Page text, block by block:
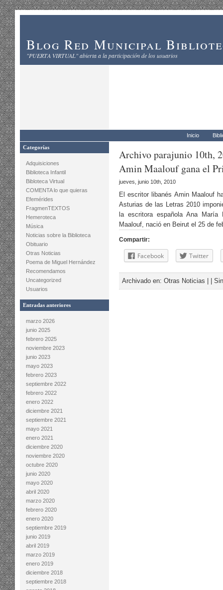
Blog Red Municipal
"PUERTA VIRTUAL" abierta a la participación de los usuarios
Inicio
Categorías
Adquisiciones
Biblioteca Infantil
Bibloteca Virtual
COMENTA lo que quieras
Efemérides
FragmenTEXTOS
Hemeroteca
Música
Noticias sobre la Biblioteca
Obituario
Otras Noticias
Poema de Miguel Hernández
Recomendamos
Uncategorized
Usuarios
Entradas anteriores
marzo 2026
junio 2025
febrero 2025
noviembre 2023
junio 2023
mayo 2023
febrero 2023
septiembre 2022
febrero 2022
enero 2022
diciembre 2021
septiembre 2021
mayo 2021
enero 2021
diciembre 2020
noviembre 2020
octubre 2020
junio 2020
mayo 2020
abril 2020
marzo 2020
febrero 2020
enero 2020
septiembre 2019
junio 2019
abril 2019
marzo 2019
enero 2019
diciembre 2018
septiembre 2018
Archivo parajunio 10th,
Amin Maalouf gana el
jueves, junio 10th, 2010
El escritor libanés Amin Maalouf
Asturias de las Letras 2010
la escritora española Ana
Maalouf, nació en Beirut el 25 de
Compartir:
Facebook Twitter
Archivado en: Otras Noticias